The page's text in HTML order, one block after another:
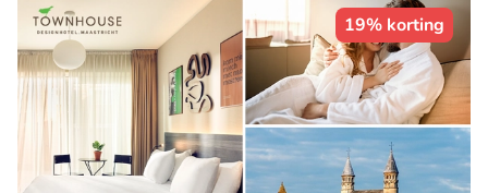
19% korting